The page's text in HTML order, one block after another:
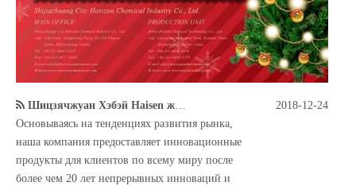
Шицзячжуан Хэбэй Haisen желаю вам счастливого Рождества
Основываясь на тенденциях развития рынка,
наша компания предоставляет инновационные
продукты для клиентов по всему миру после
более чем 20 лет непрерывных инноваций и
2018-12-24